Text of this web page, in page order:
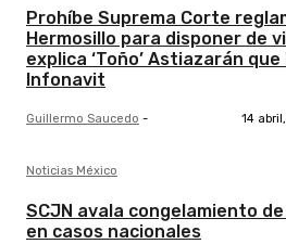
Prohíbe Suprema Corte
Hermosillo para disponer de
explica ‘Toño’ Astiazarán
Infonavit
Guillermo Saucedo - 14
Noticias México
SCJN avala congelamiento
en casos nacionales